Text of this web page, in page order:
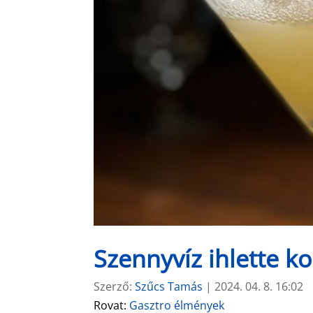
Szennyvíz ihlette
Szerző:Szűcs Tamás |2024. 04. 8. 16:02
Rovat: Gasztro élmények